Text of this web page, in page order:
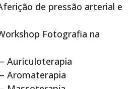
de pressão arterial e
Fotografia na
Auriculoterapia
Aromaterapia